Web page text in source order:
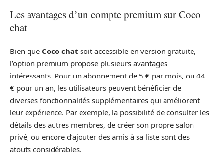
Les avantages d’un compte premium sur Coco
chat
Bien que Coco chat soit accessible en version gratuite,
l’option premium propose plusieurs avantages
intéressants. Pour un abonnement de 5 € par mois, ou 44
€ pour un an, les utilisateurs peuvent bénéficier de
diverses fonctionnalités supplémentaires qui améliorent
leur expérience. Par exemple, la possibilité de consulter les
détails des autres membres, de créer son propre salon
privé, ou encore d’ajouter des amis à sa liste sont des
atouts considérables.